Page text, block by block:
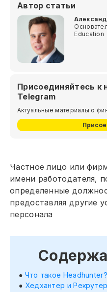
Автор статьи
Education
Присоединяйтесь к
Telegram
Актуальные материалы о
Частное лицо или
имени работодателя,
определенные
предоставляя другие
персонала
Что такое Headhunter?
Хедхантер и Рекрутер